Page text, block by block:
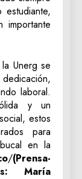
importante
Unerg se
laboral.
y un
estos
para
en la
/(Prensa-
María